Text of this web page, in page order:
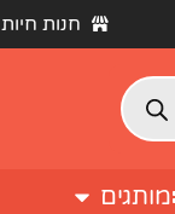
חנות חיות
מותגים